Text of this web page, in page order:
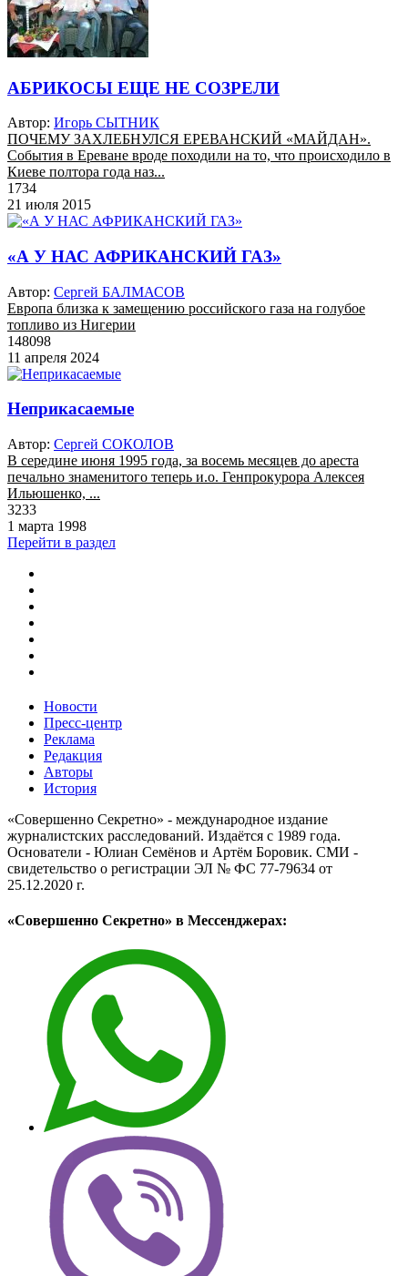
АБРИКОСЫ ЕЩЕ НЕ СОЗРЕЛИ
Автор: Игорь СЫТНИК
ПОЧЕМУ ЗАХЛЕБНУЛСЯ ЕРЕВАНСКИЙ «МАЙДАН».
События в Ереване вроде походили на то, что происходило в
Киеве полтора года наз...
1734
21 июля 2015
«А У НАС АФРИКАНСКИЙ ГАЗ»
Автор: Сергей БАЛМАСОВ
Европа близка к замещению российского газа на голубое
топливо из Нигерии
148098
11 апреля 2024
Неприкасаемые
Автор: Сергей СОКОЛОВ
В середине июня 1995 года, за восемь месяцев до ареста
печально знаменитого теперь и.о. Генпрокурора Алексея
Ильюшенко, ...
3233
1 марта 1998
Перейти в раздел
Новости
Пресс-центр
Реклама
Редакция
Авторы
История
«Совершенно Секретно» - международное издание
журналистских расследований. Издаётся с 1989 года.
Основатели - Юлиан Семёнов и Артём Боровик. CМИ -
свидетельство о регистрации ЭЛ № ФС 77-79634 от
25.12.2020 г.
«Совершенно Секретно» в Мессенджерах: